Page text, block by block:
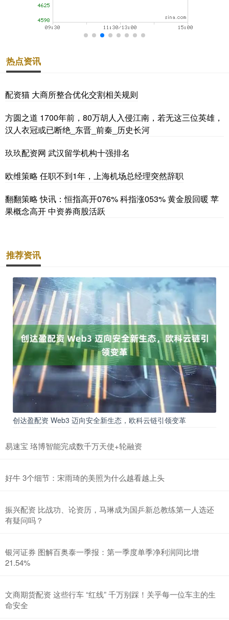
热点资讯
配资猫 大商所整合优化交割相关规则
方圆之道 1700年前，80万胡人入侵江南，若无这三位英雄，
汉人衣冠或已断绝_东晋_前秦_历史长河
玖玖配资网 武汉留学机构十强排名
欧维策略 任职不到1年，上海机场总经理突然辞职
翻翻策略 快讯：恒指高开076% 科指涨053% 黄金股回暖 苹
果概念高开 中资券商股活跃
推荐资讯
创达盈配资 Web3 迈向安全新生态，欧科云链引领变革
易速宝 珞博智能完成数千万天使+轮融资
好牛 3个细节：宋雨琦的美照为什么越看越上头
振兴配资 比战功、论资历，马琳成为国乒新总教练第一人选还
有疑问吗？
银河证券 图解百奥泰一季报：第一季度单季净利润同比增
21.54%
文商期货配资 这些行车 “红线” 千万别踩！关乎每一位车主的生
命安全